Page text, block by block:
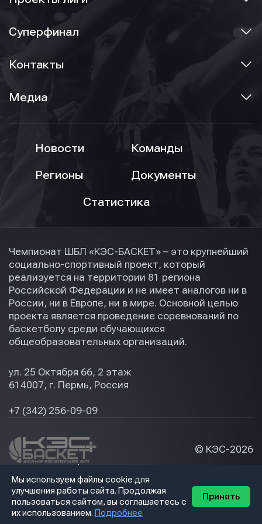
Суперфинал
Контакты
Медиа
Новости
Команды
Регионы
Документы
Статистика
Чемпионат ШБЛ «КЭС-БАСКЕТ» – это крупнейший
социально-спортивный проект, который
реализуется на территории 81 региона
Российской Федерации и не имеет аналогов ни в
России, ни в Европе, ни в мире. Основной целью
проекта является проведение соревнований по
баскетболу среди обучающихся
общеобразовательных организаций.
ул. 25 Октября 66, 2 этаж
614007, г. Пермь, Россия
+7 (342) 256-09-09
© КЭС-2026
Политика конфидециальности
Мы используем файлы cookie для
улучшения работы сайта. Продолжая
пользоваться сайтом, вы соглашаетесь с
их использованием. Подробнее
Принять